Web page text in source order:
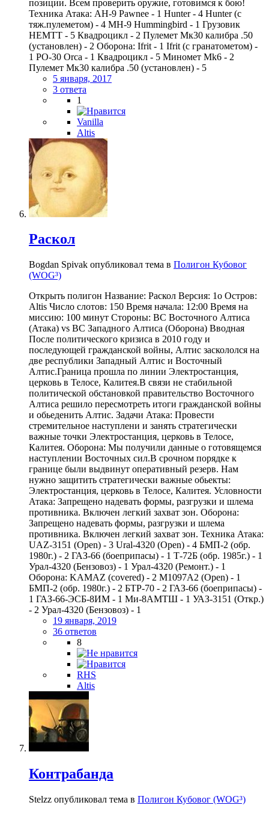
позиции. Всем проверить оружие, готовимся к бою!
Техника Атака: AH-9 Pawnee - 1 Hunter - 4 Hunter (с
тяж.пулеметом) - 4 MH-9 Hummingbird - 1 Грузовик
HEMTT - 5 Квадроцикл - 2 Пулемет Мк30 калибра .50
(установлен) - 2 Оборона: Ifrit - 1 Ifrit (с гранатометом) -
1 PO-30 Orca - 1 Квадроцикл - 5 Миномет Mk6 - 2
Пулемет Мк30 калибра .50 (установлен) - 5
5 января, 2017
3 ответа
1
Vanilla
Altis
Раскол
Bogdan Spivak опубликовал тема в Полигон Кубовог
(WOG³)
Открыть полигон Название: Раскол Версия: 1o Остров:
Altis Число слотов: 150 Время начала: 12:00 Время на
миссию: 100 минут Стороны: ВС Восточного Алтиса
(Атака) vs ВС Западного Алтиса (Оборона) Вводная
После политического кризиса в 2010 году и
последующей гражданской войны, Алтис заскололся на
две республики Западный Алтис и Восточный
Алтис.Граница прошла по линии Электростанция,
церковь в Телосе, Калитея.В связи не стабильной
политической обстановкой правительство Восточного
Алтиса решило пересмотреть итоги гражданской войны
и обьеденить Алтис. Задачи Атака: Провести
стремительное наступлени и занять стратегически
важные точки Электростанция, церковь в Телосе,
Калитея. Оборона: Мы получили данные о готовящемся
наступлении Восточных сил.В срочном порядке к
границе были выдвинут оперативный резерв. Нам
нужно защитить стратегически важные обьекты:
Электростанция, церковь в Телосе, Калитея. Условности
Атака: Запрещено надевать формы, разгрузки и шлема
противника. Включен легкий захват зон. Оборона:
Запрещено надевать формы, разгрузки и шлема
противника. Включен легкий захват зон. Техника Атака:
UAZ-3151 (Open) - 3 Ural-4320 (Open) - 4 БМП-2 (обр.
1980г.) - 2 ГАЗ-66 (боеприпасы) - 1 Т-72Б (обр. 1985г.) - 1
Урал-4320 (Бензовоз) - 1 Урал-4320 (Ремонт.) - 1
Оборона: KAMAZ (covered) - 2 M1097A2 (Open) - 1
БМП-2 (обр. 1980г.) - 2 БТР-70 - 2 ГАЗ-66 (боеприпасы) -
1 ГАЗ-66-ЭСБ-8ИМ - 1 Ми-8АМТШ - 1 УАЗ-3151 (Откр.)
- 2 Урал-4320 (Бензовоз) - 1
19 января, 2019
36 ответов
8
RHS
Altis
Контрабанда
Stelzz опубликовал тема в Полигон Кубовог (WOG³)